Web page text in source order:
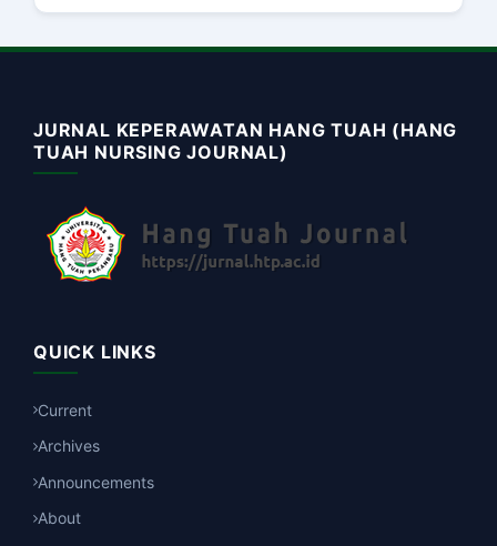
JURNAL KEPERAWATAN HANG TUAH (HANG
TUAH NURSING JOURNAL)
QUICK LINKS
Current
Archives
Announcements
About